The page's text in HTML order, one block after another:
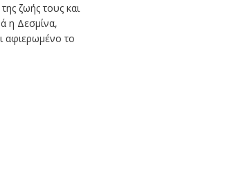
ζωής τους και
η Δεσμίνα,
αφιερωμένο το